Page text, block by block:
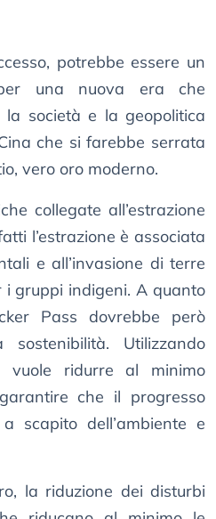
potrebbe essere un
una nuova era che
la società e la geopolitica
che si farebbe serrata
vero oro moderno.
collegate all’estrazione
l’estrazione è associata
e all’invasione di terre
i gruppi indigeni. A quanto
Pass dovrebbe però
Utilizzando
vuole ridurre al minimo
che il progresso
scapito dell’ambiente e
la riduzione dei disturbi